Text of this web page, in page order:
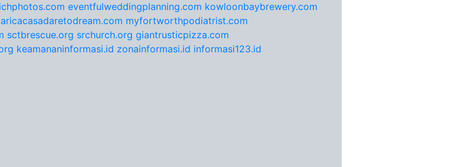
eventfulweddingplanning.com kowloonbaybrewery.com
myfortworthpodiatrist.com
sctbrescue.org srchurch.org giantrusticpizza.com
keamananinformasi.id zonainformasi.id informasi123.id